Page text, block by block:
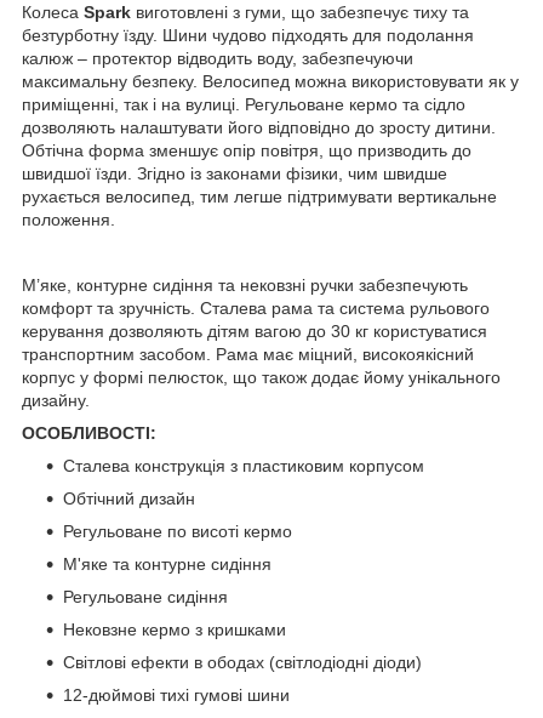
Колеса Spark виготовлені з гуми, що забезпечує тиху та
безтурботну їзду. Шини чудово підходять для подолання
калюж – протектор відводить воду, забезпечуючи
максимальну безпеку. Велосипед можна використовувати як у
приміщенні, так і на вулиці. Регульоване кермо та сідло
дозволяють налаштувати його відповідно до зросту дитини.
Обтічна форма зменшує опір повітря, що призводить до
швидшої їзди. Згідно із законами фізики, чим швидше
рухається велосипед, тим легше підтримувати вертикальне
положення.
М’яке, контурне сидіння та нековзні ручки забезпечують
комфорт та зручність. Сталева рама та система рульового
керування дозволяють дітям вагою до 30 кг користуватися
транспортним засобом. Рама має міцний, високоякісний
корпус у формі пелюсток, що також додає йому унікального
дизайну.
ОСОБЛИВОСТІ:
Сталева конструкція з пластиковим корпусом
Обтічний дизайн
Регульоване по висоті кермо
М'яке та контурне сидіння
Регульоване сидіння
Нековзне кермо з кришками
Світлові ефекти в ободах (світлодіодні діоди)
12-дюймові тихі гумові шини